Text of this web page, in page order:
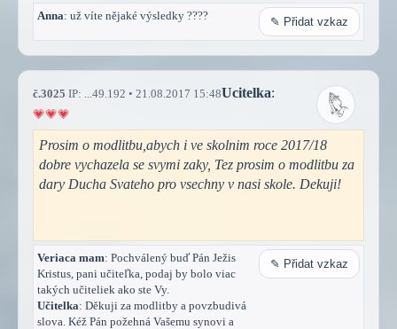
Anna: už víte nějaké výsledky ???? ✎ Přidat vzkaz
č.3025 IP: ...49.192 • 21.08.2017 15:48Ucitelka:
Prosim o modlitbu,abych i ve skolnim roce 2017/18
dobre vychazela se svymi zaky, Tez prosim o modlitbu za
dary Ducha Svateho pro vsechny v nasi skole. Dekuji!
Veriaca mam: Pochválený buď Pán Ježis
Kristus, pani učiteľka, podaj by bolo viac
takých učiteliek ako ste Vy.
Učitelka: Děkuji za modlitby a povzbudivá
slova. Kéž Pán požehná Vašemu synovi a
✎ Přidat vzkaz